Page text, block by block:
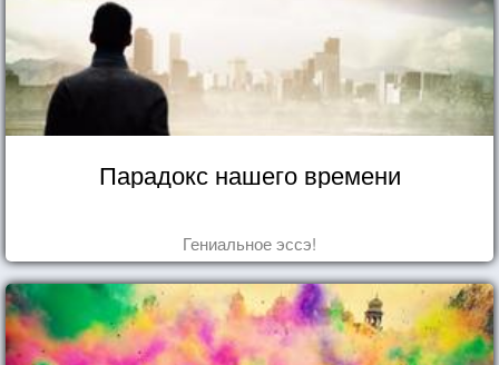
Парадокс нашего времени
Гениальное эссэ!